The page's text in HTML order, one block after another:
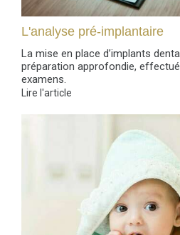
L'analyse pré-implantaire
La mise en place d’implants
préparation approfondie,
examens.
Lire l'article